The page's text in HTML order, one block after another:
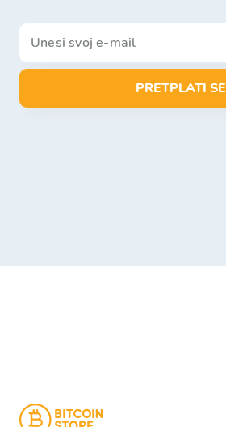
PRETPLATI SE